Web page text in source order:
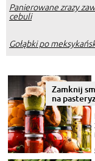
Panierowane zrazy
cebuli
Gołąbki po
Zamknij
na